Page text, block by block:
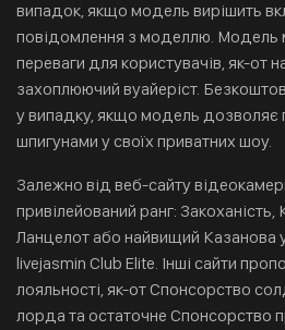
випадок, якщо модель вирішить
повідомлення з моделлю. Модель
переваги для користувачів, як-от
захоплюючий вуайеріст.
у випадку, якщо модель дозволяє
шпигунами у своїх приватних шоу.
Залежно від веб-сайту
привілейований ранг:
Ланцелот або найвищий Казанова
livejasmin Club Elite. Інші сайти
лояльності, як-от Спонсорство
лорда та остаточне Спонсорство